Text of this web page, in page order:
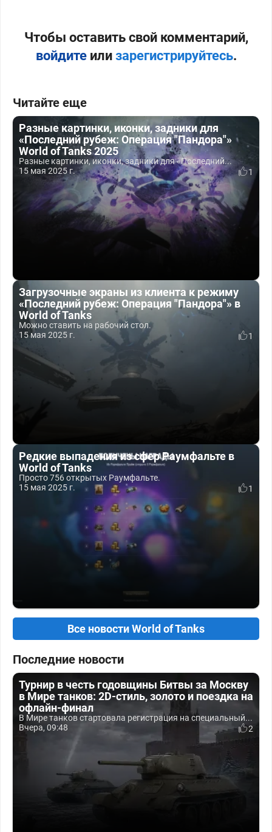
Чтобы оставить свой комментарий,
войдитеили зарегистрируйтесь.
Читайте еще
Разные картинки, иконки, задники для
«Последний рубеж: Операция "Пандора"»
World of Tanks 2025
Разные картинки, иконки, задники для «Последний...
15 мая 2025 г.
1
Загрузочные экраны из клиента к режиму
«Последний рубеж: Операция "Пандора"» в
World of Tanks
Можно ставить на рабочий стол.
15 мая 2025 г.
1
Редкие выпадения из сфер Раумфальте в
World of Tanks
Просто 756 открытых Раумфальте.
15 мая 2025 г.
1
Все новости World of Tanks
Последние новости
Турнир в честь годовщины Битвы за Москву
в Мире танков: 2D-стиль, золото и поездка на
офлайн-финал
В Мире танков стартовала регистрация на специальный...
Вчера, 09:48
2